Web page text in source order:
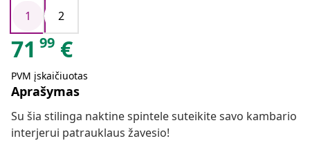
1
2
71 99 €
PVM įskaičiuotas
Aprašymas
Su šia stilinga naktine spintele suteikite savo kambario
interjerui patrauklaus žavesio!